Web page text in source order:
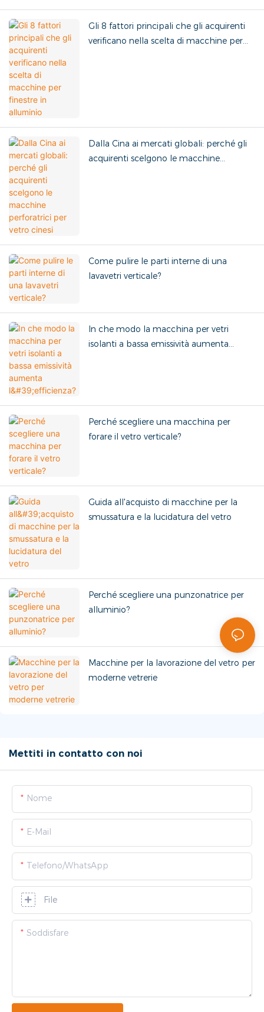
Gli 8 fattori principali che gli acquirenti
verificano nella scelta di macchine per
Dalla Cina ai mercati globali: perché gli
acquirenti scelgono le macchine
Come pulire le parti interne di una
lavavetri verticale?
In che modo la macchina per vetri
isolanti a bassa emissività aumenta
Perché scegliere una macchina per
forare il vetro verticale?
Guida all'acquisto di macchine per la
smussatura e la lucidatura del vetro
Perché scegliere una punzonatrice per
alluminio?
Macchine per la lavorazione del vetro per
moderne vetrerie
Mettiti in contatto con noi
Nome
E-Mail
Telefono/WhatsApp
File
Soddisfare